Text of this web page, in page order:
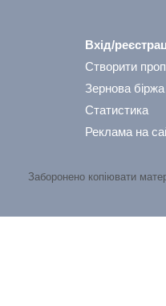
Вхід/
Створити
Зернова біржа
Статистика
Реклама на
Заборонено копіювати